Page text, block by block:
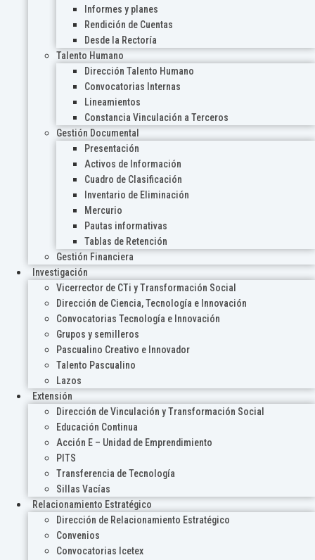
Informes y planes
Rendición de Cuentas
Desde la Rectoría
Talento Humano
Dirección Talento Humano
Convocatorias Internas
Lineamientos
Constancia Vinculación a Terceros
Gestión Documental
Presentación
Activos de Información
Cuadro de Clasificación
Inventario de Eliminación
Mercurio
Pautas informativas
Tablas de Retención
Gestión Financiera
Investigación
Vicerrector de CTi y Transformación Social
Dirección de Ciencia, Tecnología e Innovación
Convocatorias Tecnología e Innovación
Grupos y semilleros
Pascualino Creativo e Innovador
Talento Pascualino
Lazos
Extensión
Dirección de Vinculación y Transformación Social
Educación Continua
Acción E – Unidad de Emprendimiento
PITS
Transferencia de Tecnología
Sillas Vacías
Relacionamiento Estratégico
Dirección de Relacionamiento Estratégico
Convenios
Convocatorias Icetex